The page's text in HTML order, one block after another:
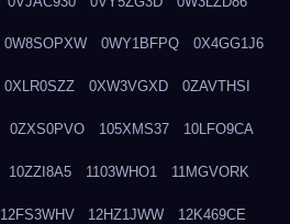
0W8SOPXW 0WY1BFPQ 0X4GG1J6
0XLR0SZZ 0XW3VGXD 0ZAVTHSI
0ZXS0PVO 105XMS37 10LFO9CA
10ZZI8A5 1103WHO1 11MGVORK
12FS3WHV 12HZ1JWW 12K469CE